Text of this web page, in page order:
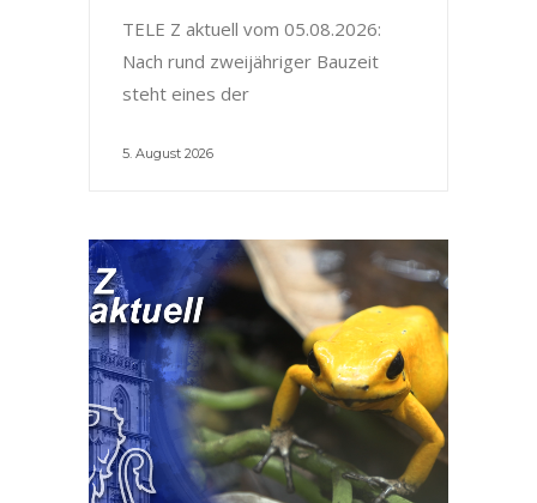
TELE Z aktuell vom 05.08.2026:
Nach rund zweijähriger Bauzeit
steht eines der
5. August 2026